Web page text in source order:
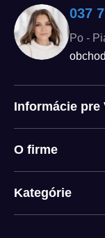
037
Po -
Informácie pre
O firme
Kategórie